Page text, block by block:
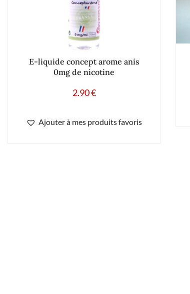
E-liquide concept arome anis
0mg de nicotine
2.90€
Ajouter à mes produits favoris